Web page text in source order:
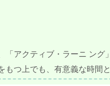
アクティブ・ラーニ ン
つ上でも、有意義な時間と